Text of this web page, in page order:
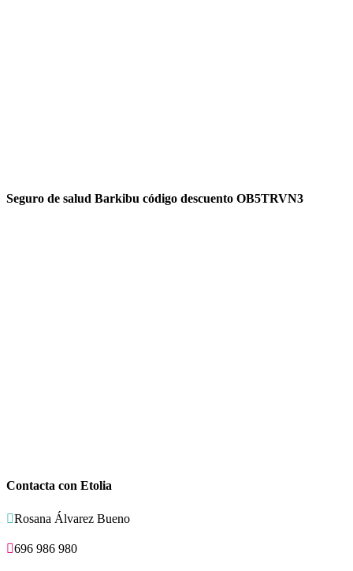
Seguro de salud Barkibu código descuento OB5TRVN3
Contacta con Etolia
Rosana Álvarez Bueno
696 986 980